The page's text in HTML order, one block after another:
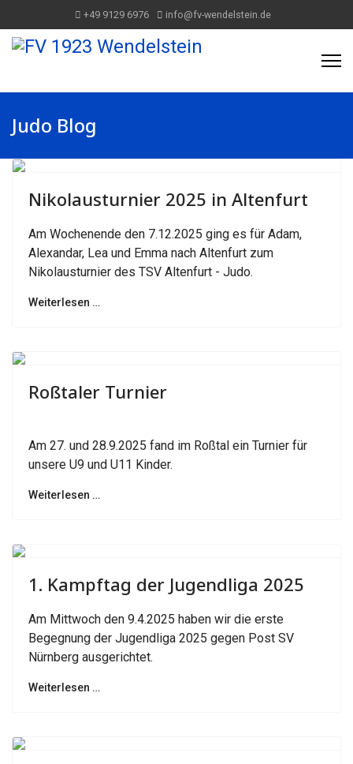
+49 9129 6976 info@fv-wendelstein.de
Judo Blog
Nikolausturnier 2025 in Altenfurt
Am Wochenende den 7.12.2025 ging es für Adam,
Alexandar, Lea und Emma nach Altenfurt zum
Nikolausturnier des TSV Altenfurt - Judo.
Weiterlesen …
Roßtaler Turnier
Am 27. und 28.9.2025 fand im Roßtal ein Turnier für
unsere U9 und U11 Kinder.
Weiterlesen …
1. Kampftag der Jugendliga 2025
Am Mittwoch den 9.4.2025 haben wir die erste
Begegnung der Jugendliga 2025 gegen Post SV
Nürnberg ausgerichtet.
Weiterlesen …